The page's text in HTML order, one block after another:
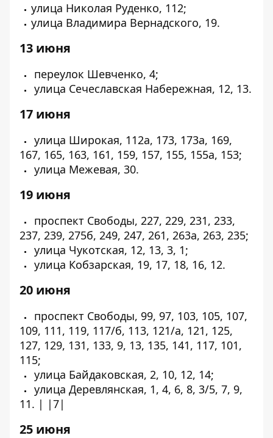
улица Николая Руденко, 112;
улица Владимира Вернадского, 19.
13 июня
переулок Шевченко, 4;
улица Сечеславская Набережная, 12, 13.
17 июня
улица Широкая, 112а, 173, 173а, 169,
167, 165, 163, 161, 159, 157, 155, 155а, 153;
улица Межевая, 30.
19 июня
проспект Свободы, 227, 229, 231, 233,
237, 239, 275б, 249, 247, 261, 263а, 263, 235;
улица Чукотская, 12, 13, 3, 1;
улица Кобзарская, 19, 17, 18, 16, 12.
20 июня
проспект Свободы, 99, 97, 103, 105, 107,
109, 111, 119, 117/б, 113, 121/а, 121, 125,
127, 129, 131, 133, 9, 13, 135, 141, 117, 101,
115;
улица Байдаковская, 2, 10, 12, 14;
улица Деревлянская, 1, 4, 6, 8, 3/5, 7, 9,
11. | |7|
25 июня